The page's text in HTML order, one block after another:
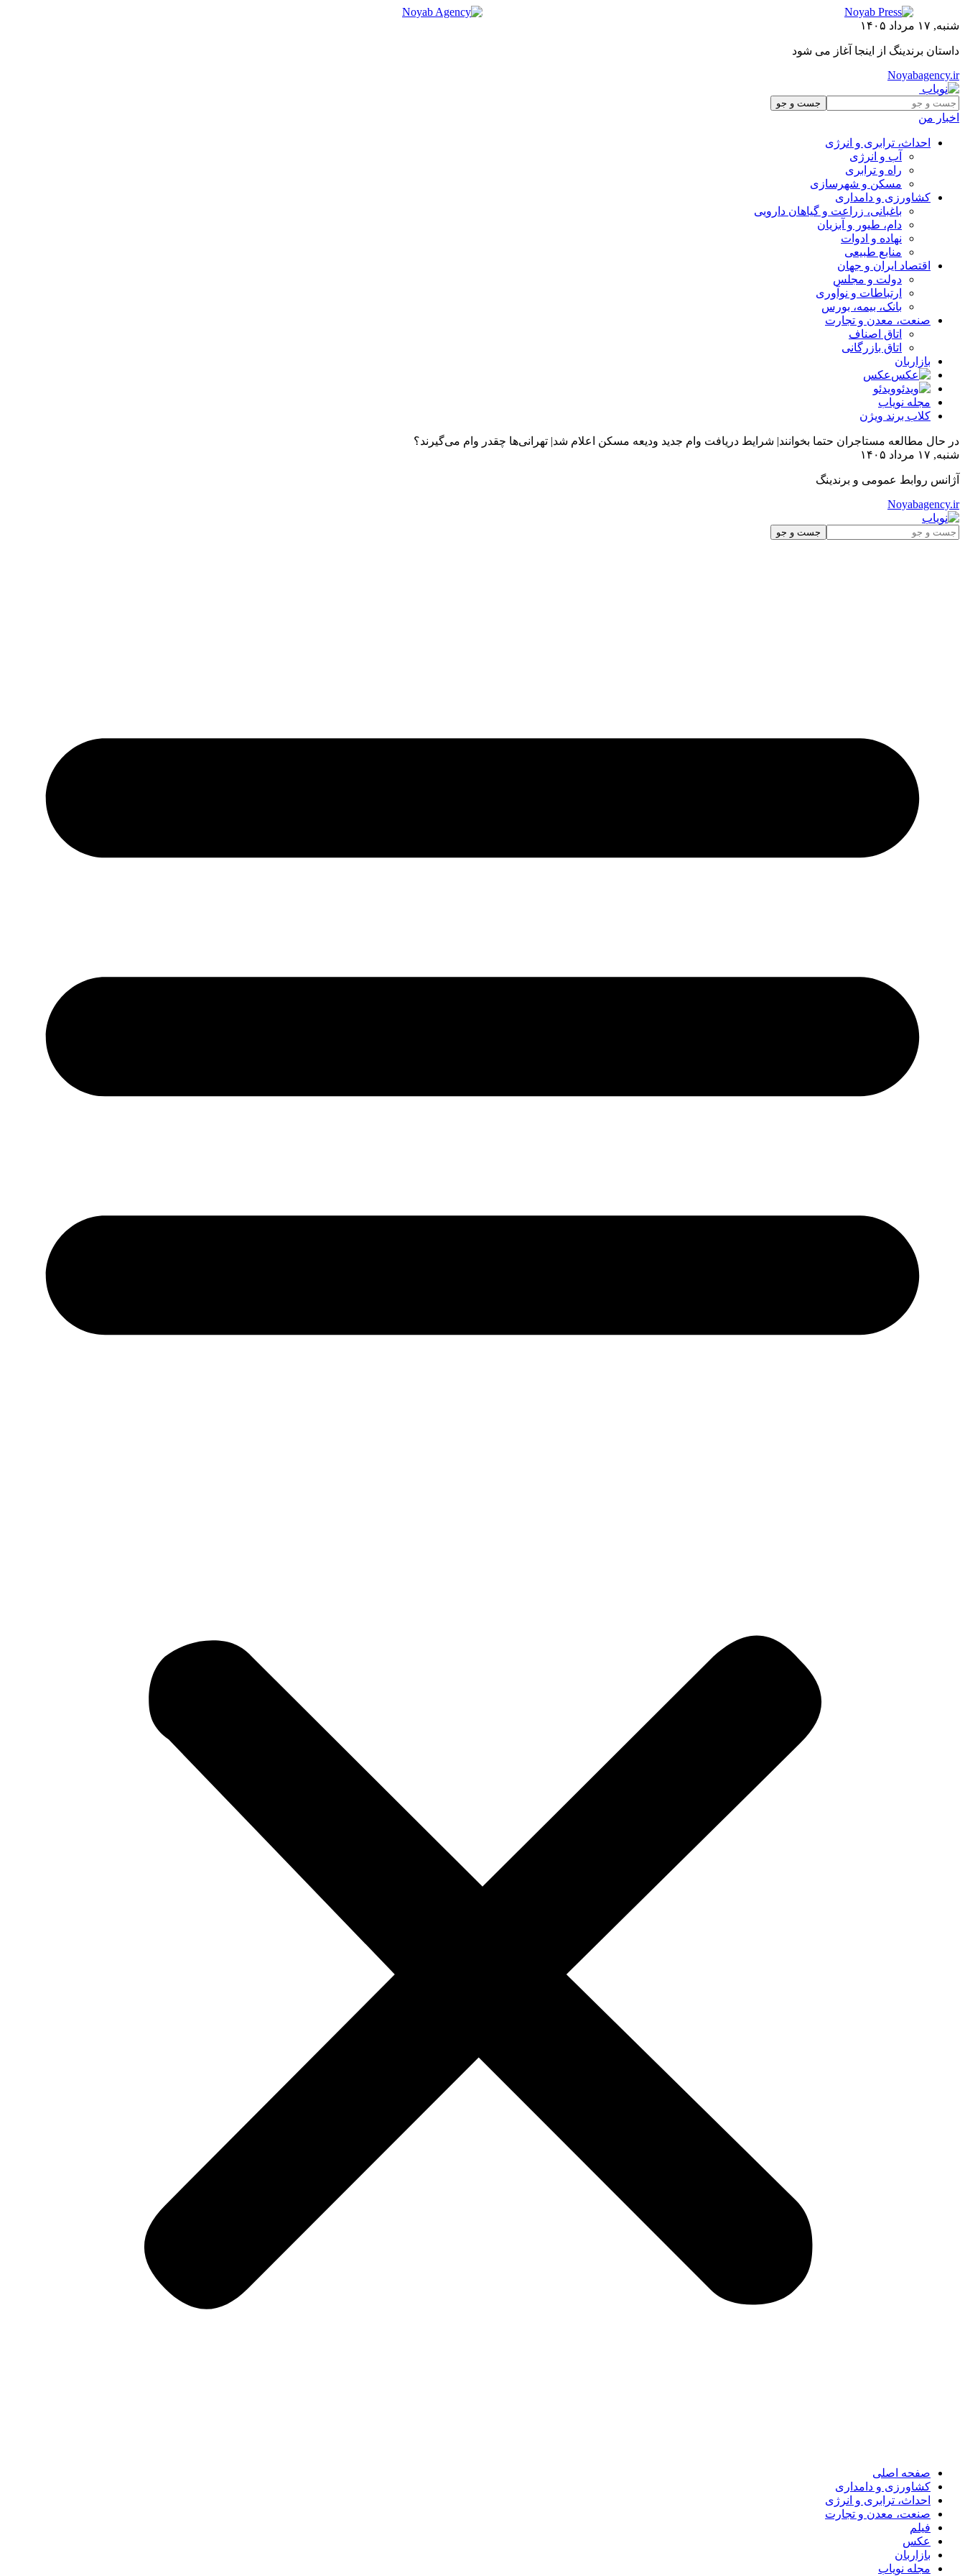
شنبه, ۱۷ مرداد ۱۴۰۵
داستان برندینگ از اینجا آغاز می شود
Noyabagency.ir
اخبار من
احداث، ترابری و انرژی
آب و انرژی
راه و ترابری
مسکن و شهرسازی
کشاورزی و دامداری
باغبانی، زراعت و گیاهان دارویی
دام، طیور و آبزیان
نهاده و ادوات
منابع طبیعی
اقتصاد ایران و جهان
دولت و مجلس
ارتباطات و نوآوری
بانک، بیمه، بورس
صنعت، معدن و تجارت
اتاق اصناف
اتاق بازرگانی
بازاربان
عکس
ویدئو
مجله نویاب
کلاب برند ویژن
در حال مطالعه مستاجران حتما بخوانند| شرایط دریافت وام جدید ودیعه مسکن اعلام شد| تهرانی‌ها چقدر وام می‌گیرند؟
شنبه, ۱۷ مرداد ۱۴۰۵
آژانس روابط عمومی و برندینگ
Noyabagency.ir
صفحه اصلی
کشاورزی و دامداری
احداث، ترابری و انرژی
صنعت، معدن و تجارت
فیلم
عکس
بازاربان
مجله نویاب